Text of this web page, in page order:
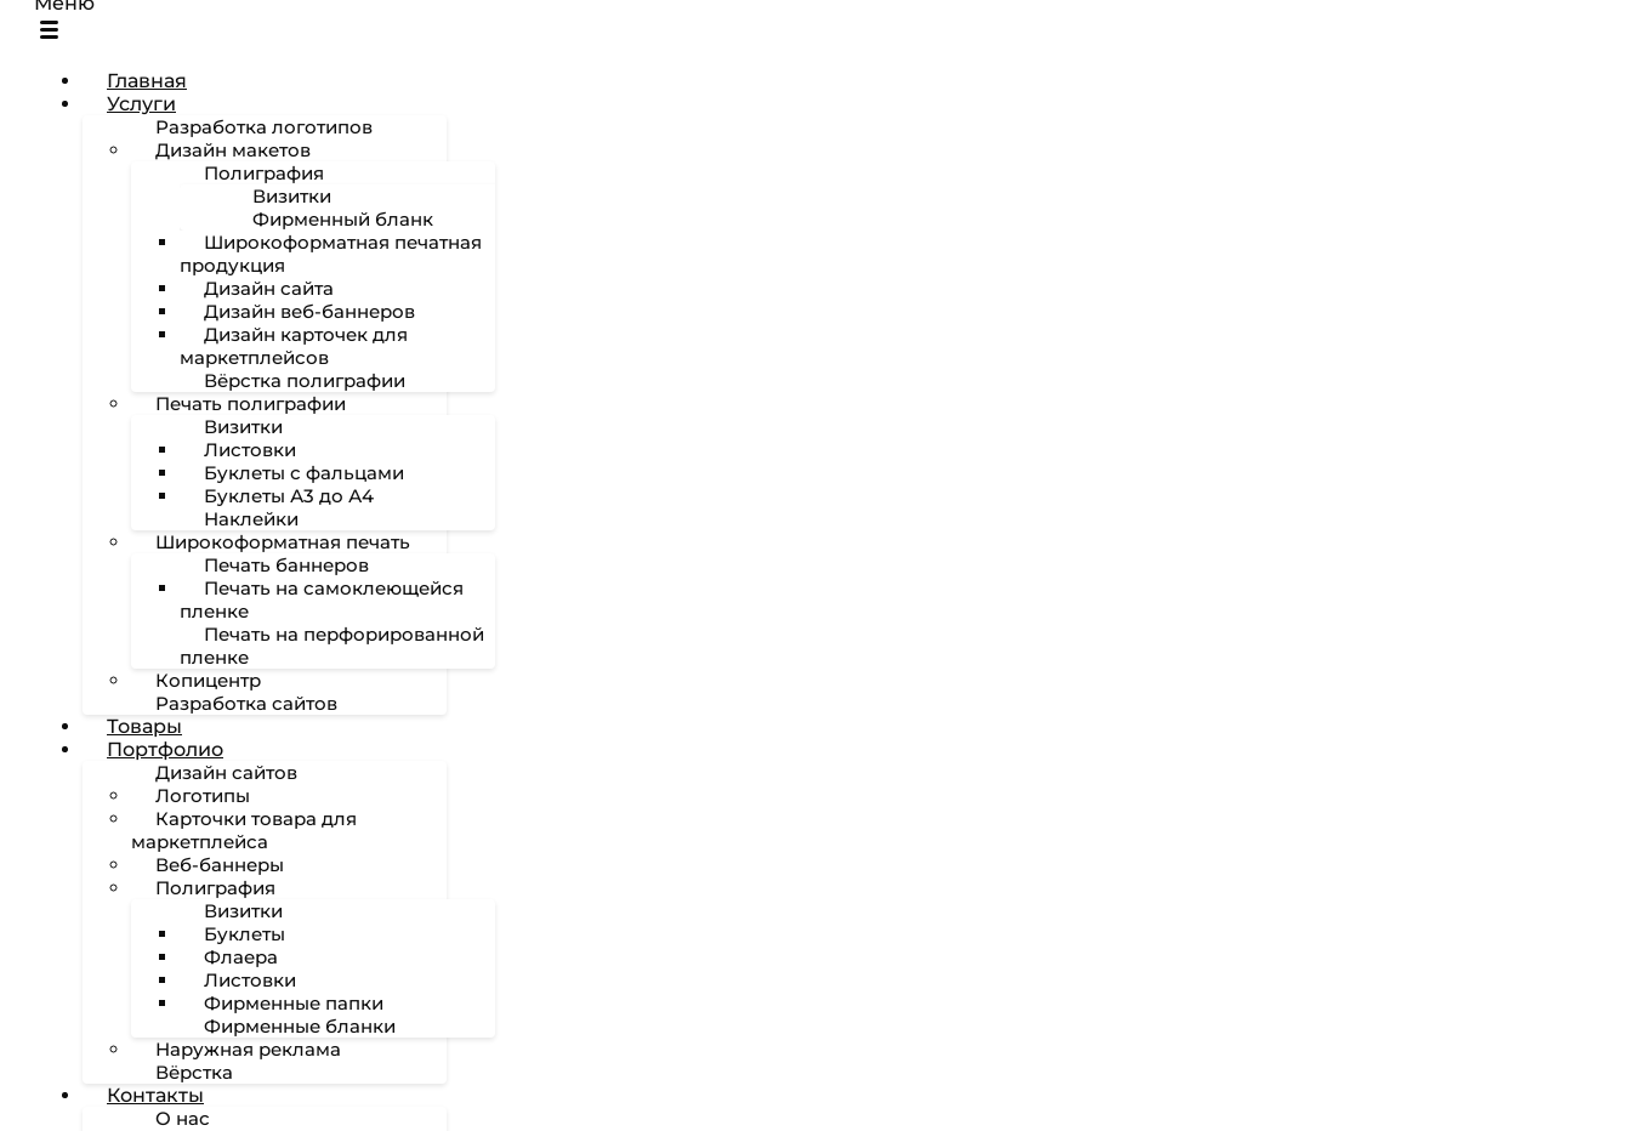
Главная
Услуги
Разработка логотипов
Дизайн макетов
Полиграфия
Визитки
Фирменный бланк
Широкоформатная печатная
продукция
Дизайн сайта
Дизайн веб-баннеров
Дизайн карточек для
маркетплейсов
Вёрстка полиграфии
Печать полиграфии
Визитки
Листовки
Буклеты с фальцами
Буклеты А3 до А4
Наклейки
Широкоформатная печать
Печать баннеров
Печать на самоклеющейся
пленке
Печать на перфорированной
пленке
Копицентр
Разработка сайтов
Товары
Портфолио
Дизайн сайтов
Логотипы
Карточки товара для
маркетплейса
Веб-баннеры
Полиграфия
Визитки
Буклеты
Флаера
Листовки
Фирменные папки
Фирменные бланки
Наружная реклама
Вёрстка
Контакты
О нас